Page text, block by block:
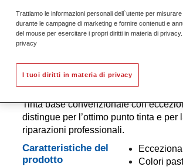
Tinta base convenzionale con
distingue per l’ottimo punto tinta e
riparazioni professionali.
Caratteristiche del
prodotto
Colori
Trattiamo le informazioni personali dell`utente per
durante le campagne di marketing e fornire contenuti e
del mouse per esercitare i propri diritti in materia di
privacy
I tuoi diritti in materia di privacy